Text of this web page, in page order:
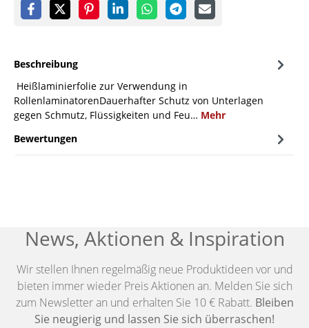
Beschreibung
Heißlaminierfolie zur Verwendung in
RollenlaminatorenDauerhafter Schutz von Unterlagen
gegen Schmutz, Flüssigkeiten und Feu… Mehr
Bewertungen
News, Aktionen & Inspiration
Wir stellen Ihnen regelmäßig neue Produktideen vor und
bieten immer wieder Preis Aktionen an. Melden Sie sich
zum Newsletter an und erhalten Sie 10 € Rabatt. Bleiben
Sie neugierig und lassen Sie sich überraschen!